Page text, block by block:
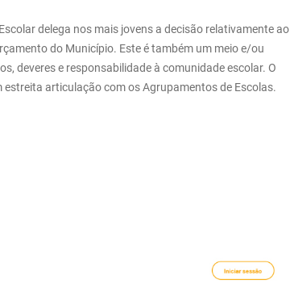
delega nos mais jovens a decisão relativamente ao
do Município. Este é também um meio e/ou
deveres e responsabilidade à comunidade escolar. O
estreita articulação com os Agrupamentos de Escolas.